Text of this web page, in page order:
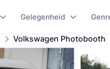
Gelegenheid
Volkswagen Photobooth